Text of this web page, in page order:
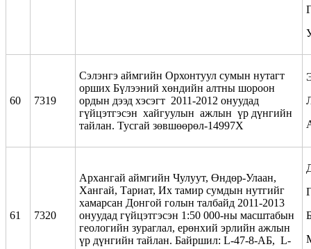
60 7319
Сэлэнгэ аймгийн Орхонтуул сумын нутагт
орших Бүлээний хөндийн алтны шороон
ордын дээд хэсэгт 2011-2012 онуудад
гүйцэтгэсэн хайгуулын ажлын үр дүнгийн
тайлан. Тусгай зөвшөөрөл-14997Х
61 7320
Архангай аймгийн Чулуут, Өндөр-Улаан,
Хангай, Тариат, Их тамир сумдын нутгийг
хамарсан Донгой голын талбайд 2011-2013
онуудад гүйцэтгэсэн 1:50 000-ны масштабын
геологийн зураглал, ерөнхий эрлийн ажлын
үр дүнгийн тайлан. Байршил: L-47-8-АБ, L-